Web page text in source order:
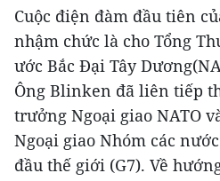
Cuộc điện đàm đầu tiên
nhậm chức là cho Tổng
ước Bắc Đại Tây
Ông Blinken đã liên tiếp
trưởng Ngoại giao NATO
Ngoại giao Nhóm các
đầu thế giới (G7). Về